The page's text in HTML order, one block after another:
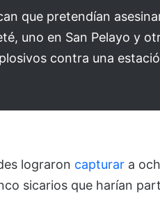
que pretendían
uno en San Pelayo y
contra una
lograron capturar a
sicarios que harían